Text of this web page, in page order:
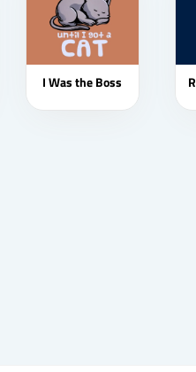
I Was the Boss